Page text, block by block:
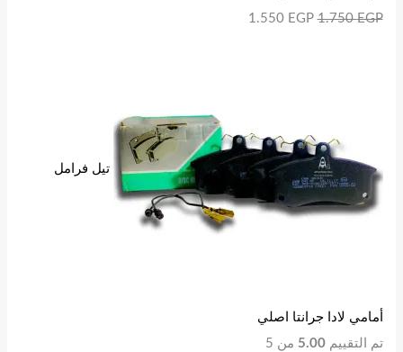
1.750EGP
1.550 EGP
تيل فرامل
أمامي لادا جرانتا اصلي
تم التقييم5.00 من 5